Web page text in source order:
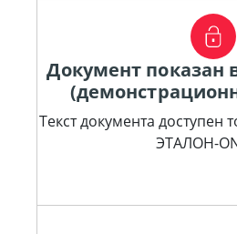
Документ показан
Текст документа доступен
ЭТАЛОН-